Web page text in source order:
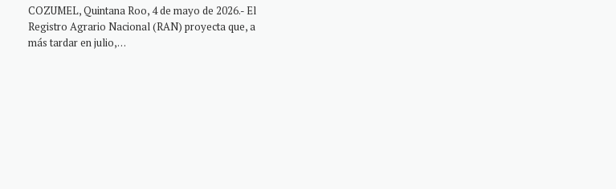
COZUMEL, Quintana Roo, 4 de mayo de 2026.- El
Registro Agrario Nacional (RAN) proyecta que, a
más tardar en julio,…